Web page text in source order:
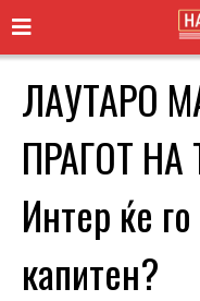
ЛАУТАРО
ПРАГОТ
Интер ќе го
капитен?